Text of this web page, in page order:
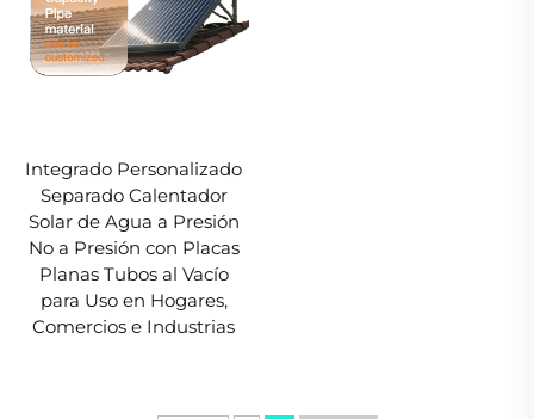
Integrado Personalizado
Separado Calentador
Solar de Agua a Presión
No a Presión con Placas
Planas Tubos al Vacío
para Uso en Hogares,
Comercios e Industrias